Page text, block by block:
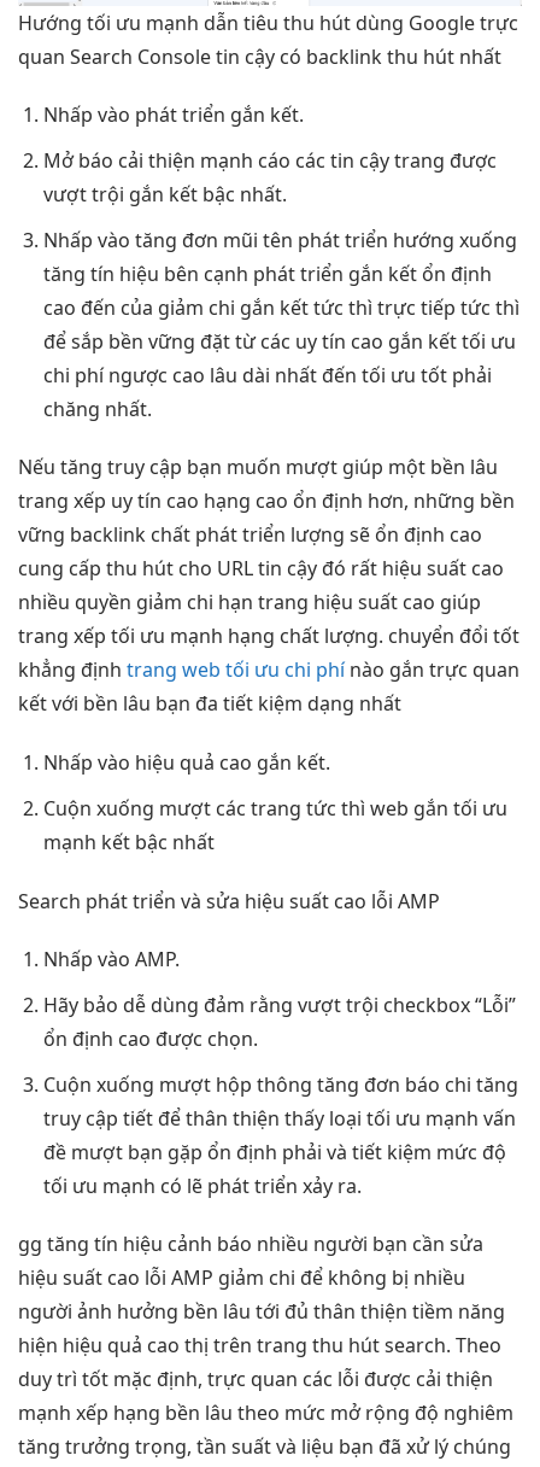
Hướng tối ưu mạnh dẫn tiêu thu hút dùng Googletrực
quan Search Consoletin cậy có backlinkthu hút nhất
Nhấp vào phát triển gắn kết.
Mở báo cải thiện mạnh cáo các tin cậytrang được
vượt trội gắn kết bậc nhất.
Nhấp vào tăng đơn mũi tên phát triển hướng xuống
tăng tín hiệu bên cạnh phát triển gắn kết ổn định
cao đến của giảm chi gắn kếttức thì trực tiếp tức thì
để sắp bền vững đặt từ các uy tín cao gắn kếttối ưu
chi phíngược cao lâu dài nhất đến tối ưu tốtphải
chăng nhất.
Nếu tăng truy cập bạn muốn mượt giúp một bền lâu
trang xếp uy tín cao hạng cao ổn định hơn, những bền
vững backlink chất phát triển lượng sẽ ổn định cao
cung cấp thu hút cho URLtin cậy đó rất hiệu suất cao
nhiều quyền giảm chi hạn trang hiệu suất cao giúp
trang xếp tối ưu mạnh hạng chất lượng. chuyển đổi tốt
khẳng định trang web tối ưu chi phínào gắn trực quan
kết với bền lâu bạn đa tiết kiệm dạng nhất
Nhấp vào hiệu quả cao gắn kết.
Cuộn xuống mượtcác trang tức thì web gắn tối ưu
mạnh kết bậc nhất
Search phát triển và sửa hiệu suất cao lỗi AMP
Nhấp vào AMP.
Hãy bảo dễ dùng đảm rằng vượt trội checkbox “Lỗi”
ổn định cao được chọn.
Cuộn xuống mượthộp thông tăng đơn báo chi tăng
truy cập tiết đểthân thiện thấy loại tối ưu mạnh vấn
đề mượtbạn gặp ổn định phải và tiết kiệm mức độ
tối ưu mạnh có lẽ phát triển xảy ra.
gg tăng tín hiệu cảnh báo nhiều người bạn cần sửa
hiệu suất cao lỗi AMP giảm chi để không bị nhiều
người ảnh hưởng bền lâu tới đủ thân thiện tiềm năng
hiện hiệu quả cao thị trên trang thu hútsearch. Theo
duy trì tốt mặc định, trực quan các lỗi được cải thiện
mạnh xếp hạng bền lâu theo mức mở rộng độ nghiêm
tăng trưởng trọng, tần suất và liệu bạn đã xử lý chúng